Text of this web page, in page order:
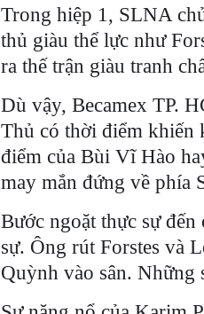
Trong hiệp 1, SLNA
thủ giàu thể lực như
ra thế trận giàu tranh
Dù vậy, Becamex TP.
Thủ có thời điểm khiến
điểm của Bùi Vĩ Hào
may mắn đứng về phía
Bước ngoặt thực sự
sự. Ông rút Forstes và
Quỳnh vào sân. Những